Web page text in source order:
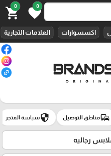
0
favorite
0
shopping_cart
اكسسوارات العلامات التجارية
commuteمناطق التوصيل securityسياسة المتجر
رجاليه